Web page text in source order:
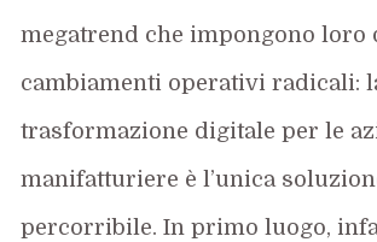
megatrend che impongono loro
cambiamenti operativi radicali:
trasformazione digitale per le
manifatturiere è l’unica
percorribile. In primo luogo,